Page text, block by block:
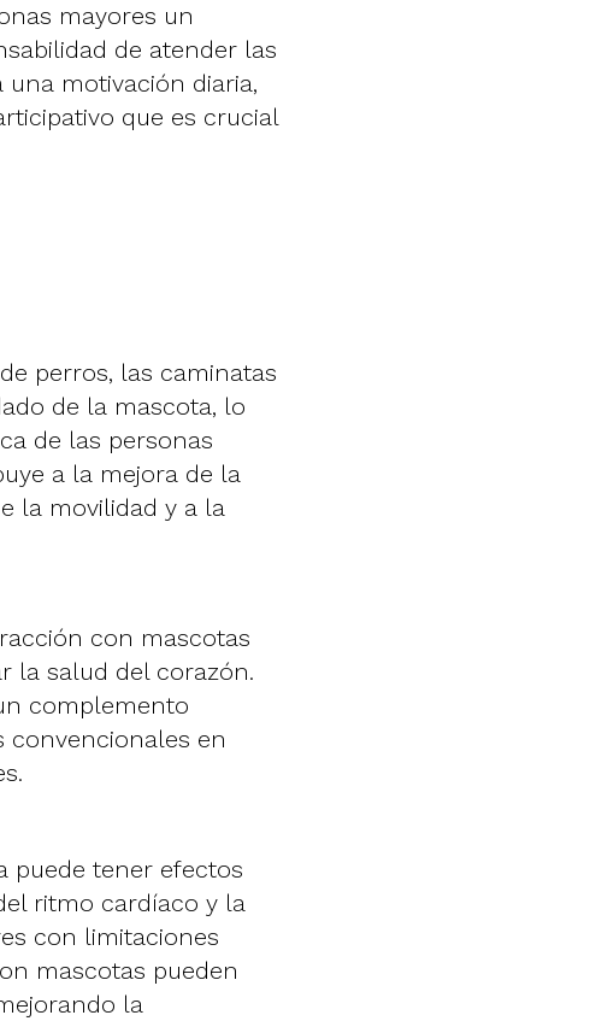
mayores un
de atender las
motivación diaria,
que es crucial
perros, las caminatas
de la mascota, lo
de las personas
a la mejora de la
la movilidad y a la
con mascotas
la salud del corazón.
complemento
convencionales en
puede tener efectos
ritmo cardíaco y la
con limitaciones
mascotas pueden
la